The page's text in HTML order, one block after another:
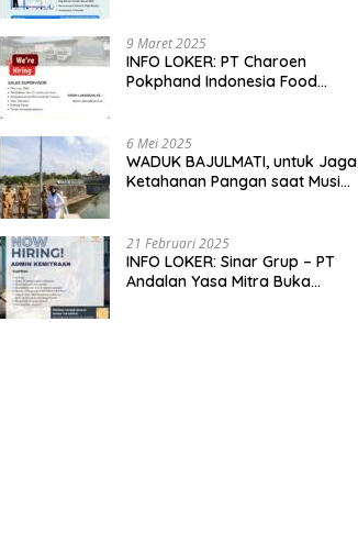
9 Maret 2025
INFO LOKER: PT Charoen
Pokphand Indonesia Food
6 Mei 2025
WADUK BAJULMATI, untuk Jaga
Ketahanan Pangan saat Musim
21 Februari 2025
INFO LOKER: Sinar Grup – PT
Andalan Yasa Mitra Buka